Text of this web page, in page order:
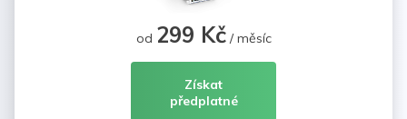
od 299 Kč/ měsíc
Získat
předplatné